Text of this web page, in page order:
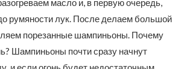
румяности лук. После делаем большой
порезанные шампиньоны. Почему
Шампиньоны почти сразу начнут